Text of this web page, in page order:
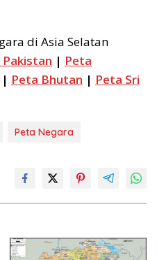
di Asia Selatan
Pakistan | Peta
| Peta Bhutan | Peta Sri
Peta Negara